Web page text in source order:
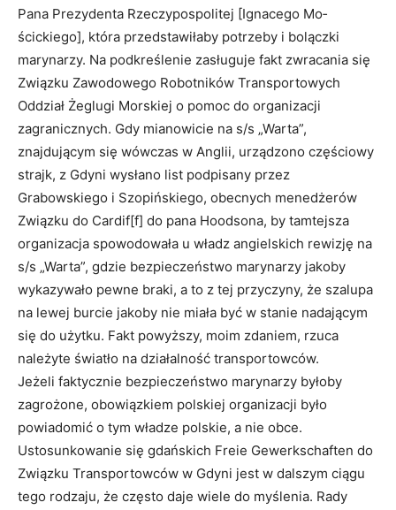
Pana Prezydenta Rzeczypospolitej [Ignacego Mo­
ścickiego], która przedstawiłaby potrzeby i bolączki
marynarzy. Na podkreślenie zasługuje fakt zwracania się
Związ­ku Zawodowego Robotników Transportowych
Oddział Żeglugi Morskiej o pomoc do organizacji
zagranicznych. Gdy mianowicie na s/s „Warta”,
znajdującym się wówczas w Anglii, urządzono częściowy
strajk, z Gdyni wysłano list podpisany przez
Grabowskiego i Szopińskiego, obecnych menedżerów
Związku do Cardif[f] do pana Hoodsona, by tamtejsza
organizacja spowodowała u władz angielskich rewizję na
s/s „Warta”, gdzie bezpieczeństwo marynarzy jakoby
wykazywało pewne braki, a to z tej przyczyny, że szalupa
na lewej burcie jakoby nie miała być w stanie nadającym
się do użytku. Fakt powyższy, moim zdaniem, rzuca
należyte światło na działalność transportowców.
Jeżeli faktycznie bezpieczeństwo marynarzy byłoby
zagrożone, obowiązkiem polskiej organizacji było
powiadomić o tym władze polskie, a nie obce.
Ustosunkowanie się gdańskich Freie Gewerkschaften do
Związku Transportowców w Gdyni jest w dalszym ciągu
tego rodzaju, że często daje wiele do myślenia. Rady